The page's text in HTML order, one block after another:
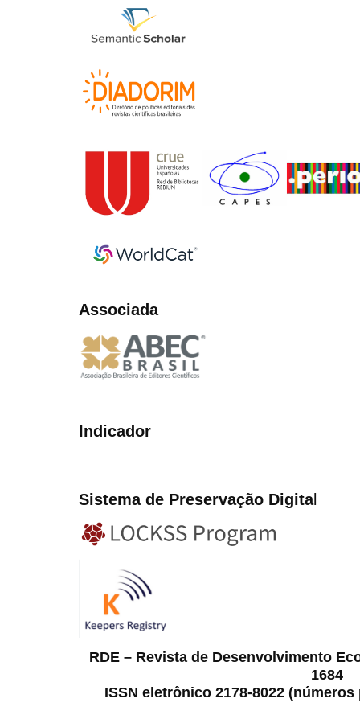
Associada
Indicador
Sistema de Preservação Digital
RDE – Revista de Desenvolvimento
1684
ISSN eletrônico 2178-8022